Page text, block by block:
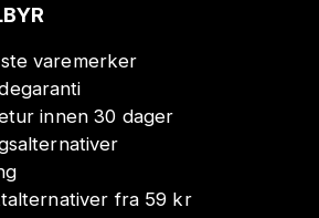
varemerker
innen 30 dager
fra 59 kr